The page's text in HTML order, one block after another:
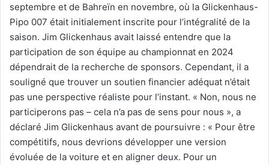
septembre et de Bahreïn en novembre, où la Glickenhaus-
Pipo 007 était initialement inscrite pour l’intégralité de la
saison. Jim Glickenhaus avait laissé entendre que la
participation de son équipe au championnat en 2024
dépendrait de la recherche de sponsors. Cependant, il a
souligné que trouver un soutien financier adéquat n’était
pas une perspective réaliste pour l’instant. « Non, nous ne
participerons pas – cela n’a pas de sens pour nous », a
déclaré Jim Glickenhaus avant de poursuivre : « Pour être
compétitifs, nous devrions développer une version
évoluée de la voiture et en aligner deux. Pour un